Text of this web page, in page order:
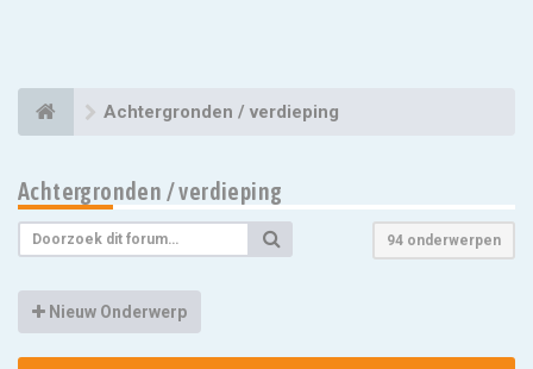
Achtergronden / verdieping
Achtergronden / verdieping
94 onderwerpen
Nieuw Onderwerp